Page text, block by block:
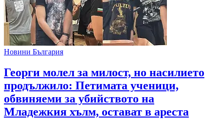
Новини България
Георги молел за милост, но насилието
продължило: Петимата ученици,
обвиняеми за убийството на
Младежкия хълм, остават в ареста